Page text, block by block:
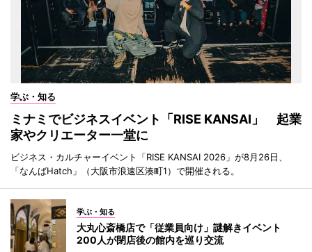
学ぶ・知る
ミナミでビジネスイベント「RISE KANSAI」 起業
家やクリエーター一堂に
ビジネス・カルチャーイベント「RISE KANSAI 2026」が8月26日、
「なんばHatch」（大阪市浪速区湊町1）で開催される。
学ぶ・知る
大丸心斎橋店で「従業員向け」謎解きイベント
200人が閉店後の館内を巡り交流